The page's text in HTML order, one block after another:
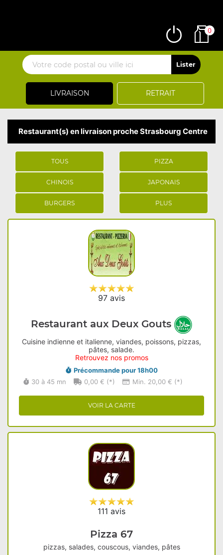
LIVRAISON RETRAIT
0
Restaurant(s) en livraison proche Strasbourg Centre
TOUS PIZZA
CHINOIS JAPONAIS
BURGERS PLUS
97 avis
Restaurant aux Deux Gouts
Cuisine indienne et italienne, viandes, poissons, pizzas,
pâtes, salade.
Retrouvez nos promos
Précommande pour 18h00
30 à 45 mn
0,00 € (*) Min. 20,00 € (*)
VOIR LA CARTE
111 avis
Pizza 67
pizzas, salades, couscous, viandes, pâtes